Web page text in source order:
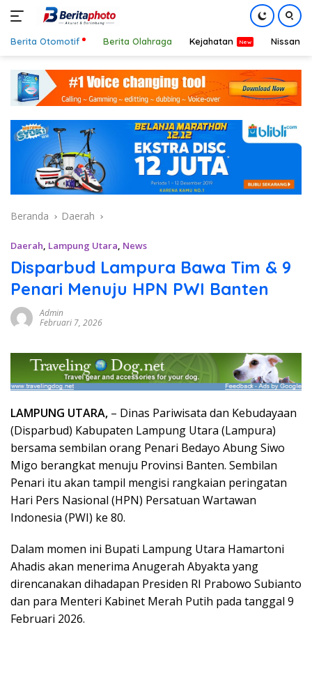
konten
Berita Otomotif Berita Olahraga Kejahatan Nissan
Beranda Daerah
Daerah, Lampung Utara, News
Disparbud Lampura Bawa Tim & 9
Penari Menuju HPN PWI Banten
Admin
Februari 7, 2026
LAMPUNG UTARA, – Dinas Pariwisata dan Kebudayaan
(Disparbud) Kabupaten Lampung Utara (Lampura)
bersama sembilan orang Penari Bedayo Abung Siwo
Migo berangkat menuju Provinsi Banten. Sembilan
Penari itu akan tampil mengisi rangkaian peringatan
Hari Pers Nasional (HPN) Persatuan Wartawan
Indonesia (PWI) ke 80.
Dalam momen ini Bupati Lampung Utara Hamartoni
Ahadis akan menerima Anugerah Abyakta yang
direncanakan dihadapan Presiden RI Prabowo Subianto
dan para Menteri Kabinet Merah Putih pada tanggal 9
Februari 2026.